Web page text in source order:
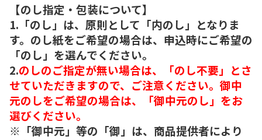
【のし指定・包装について】
1.「のし」は、原則として「内のし」となりま
す。のし紙をご希望の場合は、申込時にご希望の
「のし」を選んでください。
2.のしのご指定が無い場合は、「のし不要」とさ
せていただきますので、ご注意ください。御中
元のしをご希望の場合は、「御中元のし」をお
選びください。
※「御中元」等の「御」は、商品提供者により